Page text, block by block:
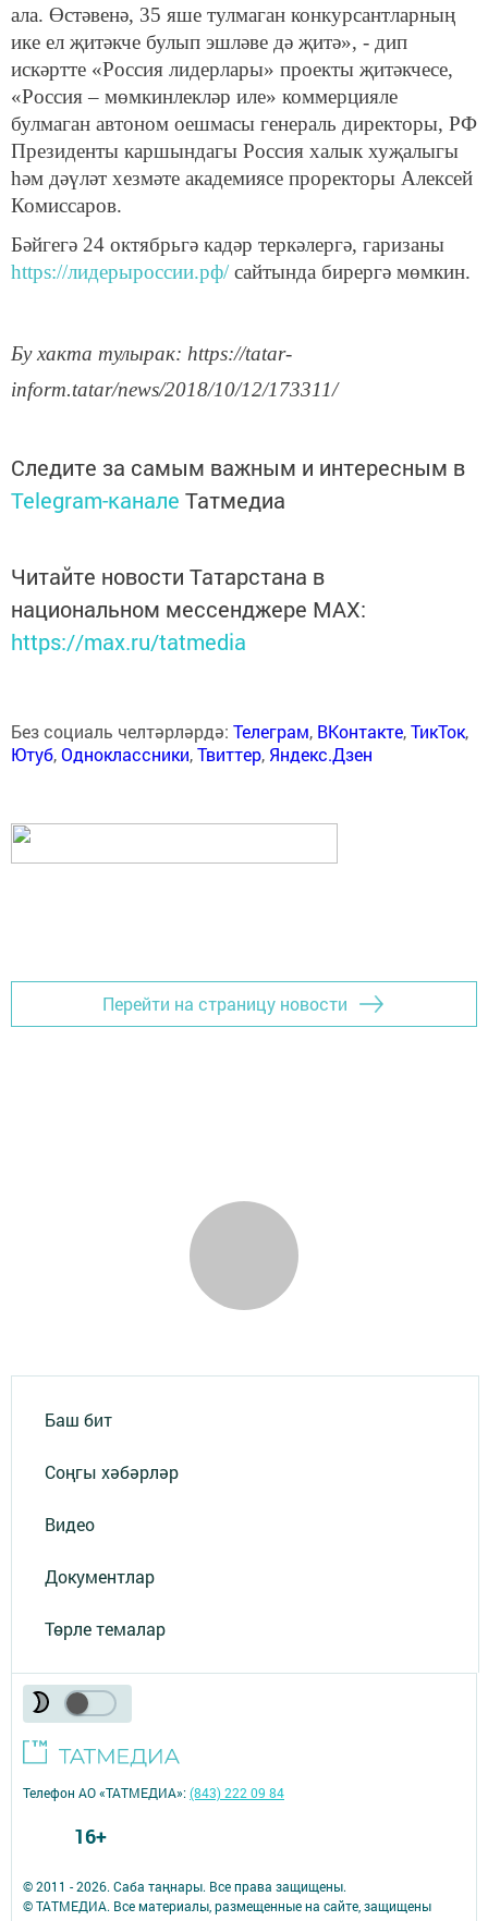
ала. Өстәвенә, 35 яше тулмаган конкурсантларның
ике ел җитәкче булып эшләве дә җитә», - дип
искәртте «Россия лидерлары» проекты җитәкчесе,
«Россия – мөмкинлекләр иле» коммерцияле
булмаган автоном оешмасы генераль директоры, РФ
Президенты каршындагы Россия халык хуҗалыгы
һәм дәүләт хезмәте академиясе проректоры Алексей
Комиссаров.
Бәйгегә 24 октябрьгә кадәр теркәлергә, гаризаны
https://лидерыроссии.рф/ сайтында бирергә мөмкин.
Бу хакта тулырак: https://tatar-
inform.tatar/news/2018/10/12/173311/
Следите за самым важным и интересным в
Telegram-канале Татмедиа
Читайте новости Татарстана в
национальном мессенджере MАХ:
https://max.ru/tatmedia
Без социаль челтәрләрдә: Телеграм, ВКонтакте,ТикТок,
Ютуб,Одноклассники,Твиттер, Яндекс.Дзен
Перейти на страницу новости
Баш бит
Соңгы хәбәрләр
Видео
Документлар
Төрле темалар
© 2011 - 2026. Саба таңнары. Все права защищены.
© ТАТМЕДИА. Все материалы, размещенные на сайте, защищены
Телефон АО «ТАТМЕДИА»:(843) 222 09 84
16+